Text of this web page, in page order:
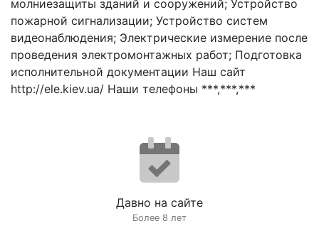
молниезащиты зданий и сооружений; Устройство
пожарной сигнализации; Устройство систем
видеонаблюдения; Электрические измерение после
проведения электромонтажных работ; Подготовка
исполнительной документации Наш сайт
http://ele.kiev.ua/ Наши телефоны ***,***,***
Давно на сайте
Более 8 лет